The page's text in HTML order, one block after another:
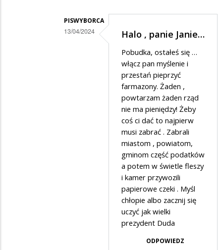
rozumiem.....
PISWYBORCA
13/04/2024 Halo , panie Janie…
Pobudka, ostałeś się …
włącz pan myślenie i
przestań pieprzyć
farmazony. Żaden ,
powtarzam żaden rząd
nie ma pieniędzy! Żeby
coś ci dać to najpierw
musi zabrać . Zabrali
miastom , powiatom,
gminom część podatków
a potem w świetle fleszy
i kamer przywozili
papierowe czeki . Myśl
chłopie albo zacznij się
uczyć jak wielki
prezydent Duda
ODPOWIEDZ